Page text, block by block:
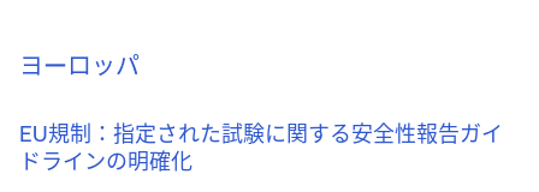
ヨーロッパ
EU規制：指定された試験に関する安全性報告ガイ
ドラインの明確化